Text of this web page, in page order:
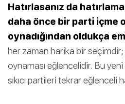
Hatırlasanız da
daha önce bir parti içme
oynadığından oldukça
her zaman harika bir
oynaması eğlencelidir. Bu
sıkıcı partileri tekrar eğlenceli